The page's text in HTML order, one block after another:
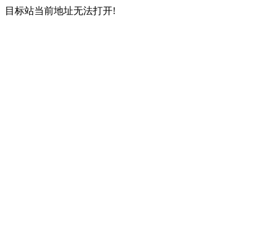
目标站当前地址无法打开!